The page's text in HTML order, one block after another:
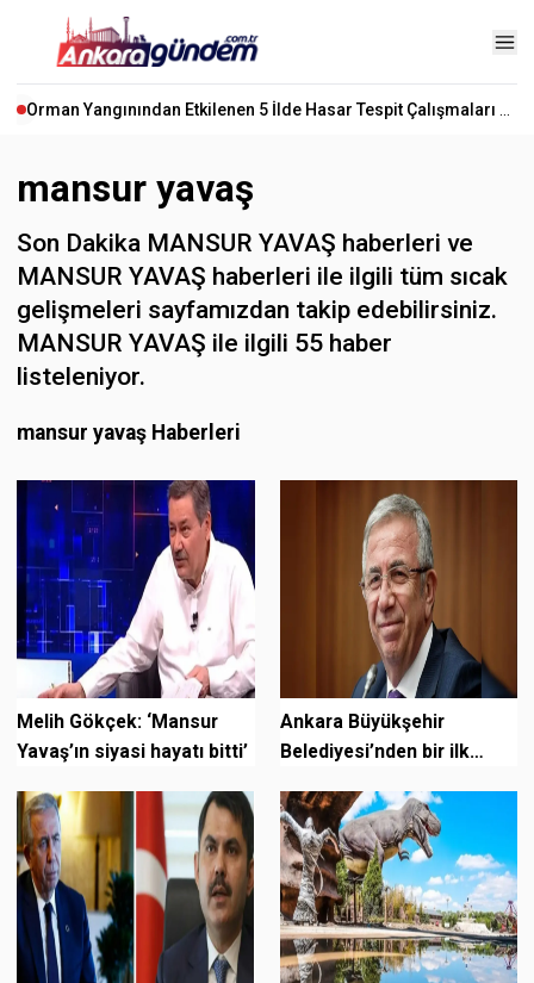
mansur yavaş
Son Dakika MANSUR YAVAŞ haberleri ve
MANSUR YAVAŞ haberleri ile ilgili tüm sıcak
gelişmeleri sayfamızdan takip edebilirsiniz.
MANSUR YAVAŞ ile ilgili 55 haber
listeleniyor.
mansur yavaş Haberleri
Melih Gökçek: ‘Mansur
Yavaş’ın siyasi hayatı bitti’
Ankara Büyükşehir
Belediyesi’nden bir ilk
veri paylaşı...